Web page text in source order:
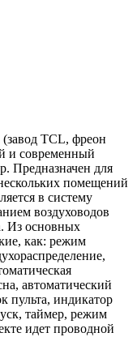
(завод TCL, фреон
и современный
Предназначен для
помещений
в систему
воздуховодов
Из основных
как: режим
автоматический
пульта, индикатор
таймер, режим
идет проводной